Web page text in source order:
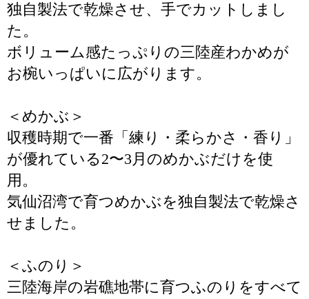
独自製法で乾燥させ、手でカットしまし
た。
ボリューム感たっぷりの三陸産わかめが
お椀いっぱいに広がります。
＜めかぶ＞
収穫時期で一番「練り・柔らかさ・香り」
が優れている2〜3月のめかぶだけを使
用。
気仙沼湾で育つめかぶを独自製法で乾燥さ
せました。
＜ふのり＞
三陸海岸の岩礁地帯に育つふのりをすべて